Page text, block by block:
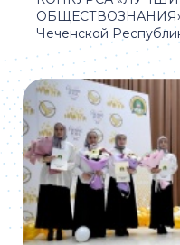
ОБЩЕСТВОЗНАНИЯ»
Чеченской